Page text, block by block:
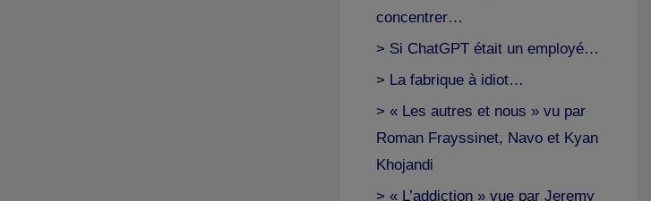
concentrer…
> Si ChatGPT était un employé…
> La fabrique à idiot…
> « Les autres et nous » vu par
Roman Frayssinet, Navo et Kyan
Khojandi
> « L’addiction » vue par Jeremy